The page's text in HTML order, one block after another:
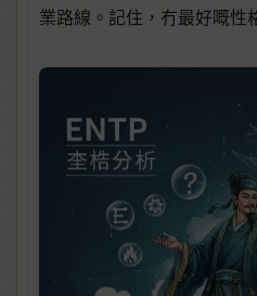
業路線。記住，冇最好嘅性